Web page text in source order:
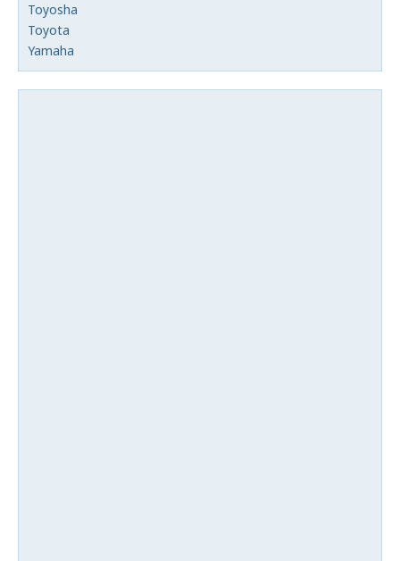
Toyosha
Toyota
Yamaha